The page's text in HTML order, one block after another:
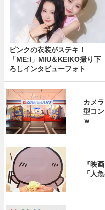
ピンクの衣装がステキ！
「ME:I」MIU＆KEIKO撮り下
ろしインタビューフォト
カメ
型コ
ｗ
『映
「人